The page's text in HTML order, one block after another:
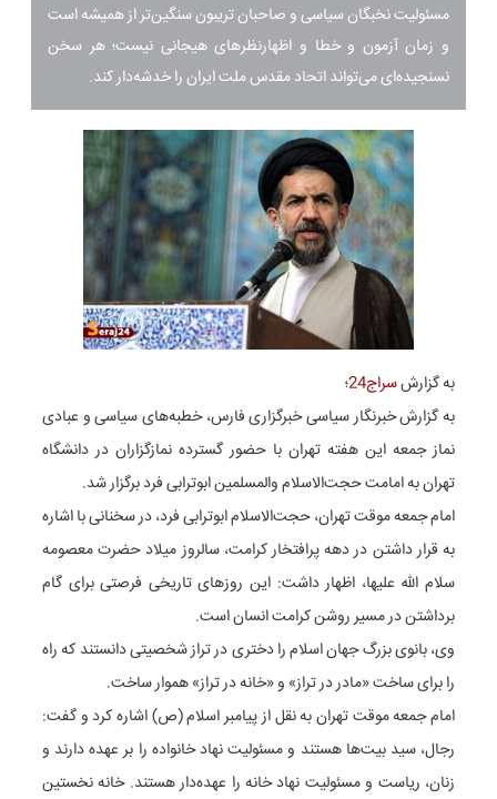
مسئولیت نخبگان سیاسی و صاحبان تریبون سنگین‌تر از همیشه است
و زمان آزمون و خطا و اظهارنظرهای هیجانی نیست؛ هر سخن
نسنجیده‌ای می‌تواند اتحاد مقدس ملت ایران را خدشه‌دار کند.
به گزارشسراج24
؛
به گزارش خبرنگار سیاسی خبرگزاری فارس، خطبه‌های سیاسی و عبادی
نماز جمعه این هفته تهران با حضور گسترده نمازگزاران در دانشگاه
تهران به امامت حجت‌الاسلام والمسلمین ابوترابی فرد برگزار شد.
امام جمعه موقت تهران، حجت‌الاسلام ابوترابی فرد، در سخنانی با اشاره
به قرار داشتن در دهه پرافتخار کرامت، سالروز میلاد حضرت معصومه
سلام الله علیها، اظهار داشت: این روزهای تاریخی فرصتی برای گام
برداشتن در مسیر روشن کرامت انسان است.
وی، بانوی بزرگ جهان اسلام را دختری در تراز شخصیتی دانستند که راه
را برای ساخت «مادر در تراز» و «خانه در تراز» هموار ساخت.
امام جمعه موقت تهران به نقل از پیامبر اسلام (ص) اشاره کرد و گفت:
رجال، سید بیت‌ها هستند و مسئولیت نهاد خانواده را بر عهده دارند و
زنان، ریاست و مسئولیت نهاد خانه را عهده‌دار هستند. خانه نخستین